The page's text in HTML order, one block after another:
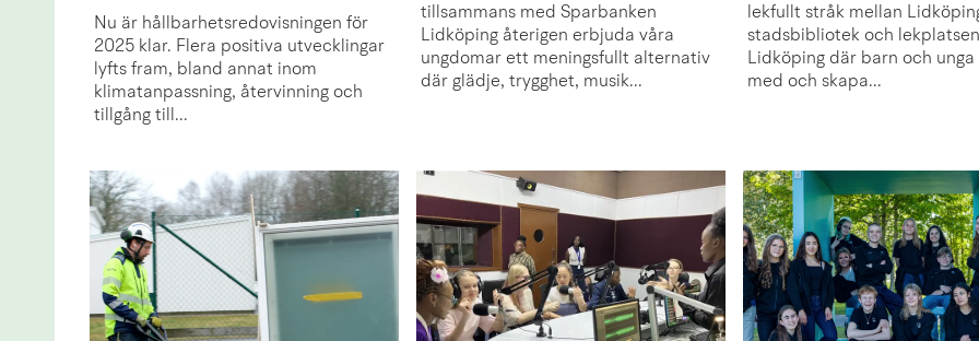
Nu är hållbarhetsredovisningen för
2025 klar. Flera positiva utvecklingar
lyfts fram, bland annat inom
klimatanpassning, återvinning och
tillgång till...
tillsammans med Sparbanken
Lidköping återigen erbjuda våra
ungdomar ett meningsfullt alternativ
där glädje, trygghet, musik...
lekfullt stråk mellan
stadsbibliotek och
Lidköping där barn och
med och skapa...